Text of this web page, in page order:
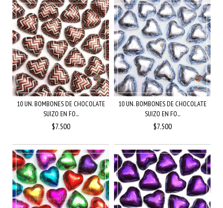
10 UN. BOMBONES DE CHOCOLATE
SUIZO EN FO...
$7.500
10 UN. BOMBONES DE CHOCOLATE
SUIZO EN FO...
$7.500